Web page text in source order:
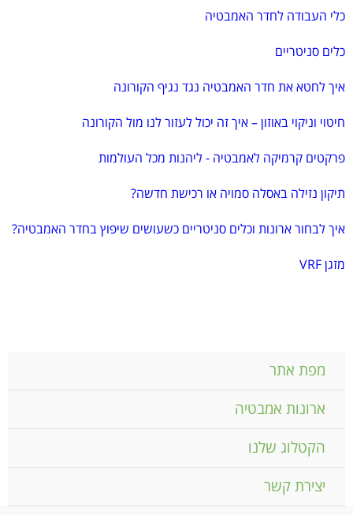
כלי העבודה לחדר האמבטיה
כלים סניטריים
איך לחטא את חדר האמבטיה נגד נגיף הקורונה
חיטוי וניקוי באוזון – איך זה יכול לעזור לנו מול הקורונה
פרקטים קרמיקה לאמבטיה - ליהנות מכל העולמות
תיקון נזילה באסלה סמויה או רכישת חדשה?
איך לבחור ארונות וכלים סניטריים כשעושים שיפוץ בחדר האמבטיה?
מזגן VRF
מפת אתר
ארונות אמבטיה
הקטלוג שלנו
יצירת קשר